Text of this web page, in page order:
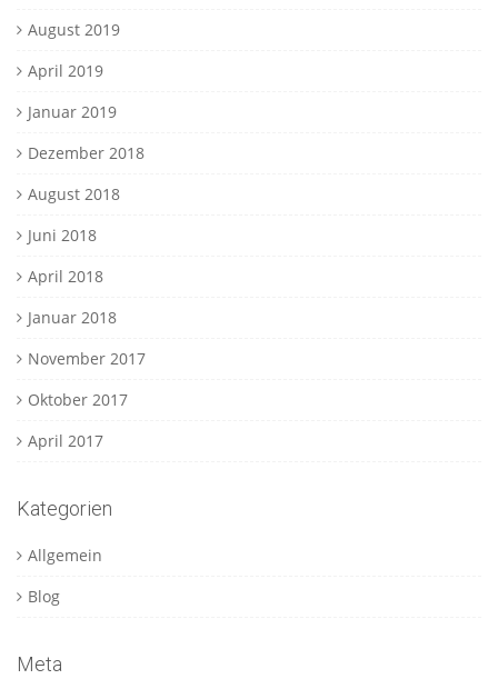
August 2019
April 2019
Januar 2019
Dezember 2018
August 2018
Juni 2018
April 2018
Januar 2018
November 2017
Oktober 2017
April 2017
Kategorien
Allgemein
Blog
Meta